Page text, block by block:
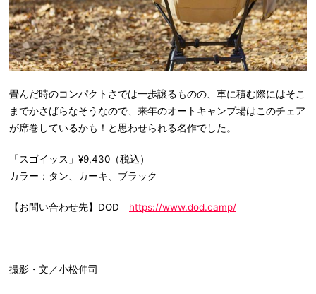
畳んだ時のコンパクトさでは一歩譲るものの、車に積む際にはそこ
までかさばらなそうなので、来年のオートキャンプ場はこのチェア
が席巻しているかも！と思わせられる名作でした。
「スゴイッス」¥9,430（税込）
カラー：タン、カーキ、ブラック
【お問い合わせ先】DOD https://www.dod.camp/
撮影・文／小松伸司